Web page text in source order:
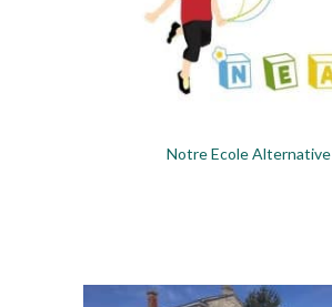
Notre Ecole Alternative